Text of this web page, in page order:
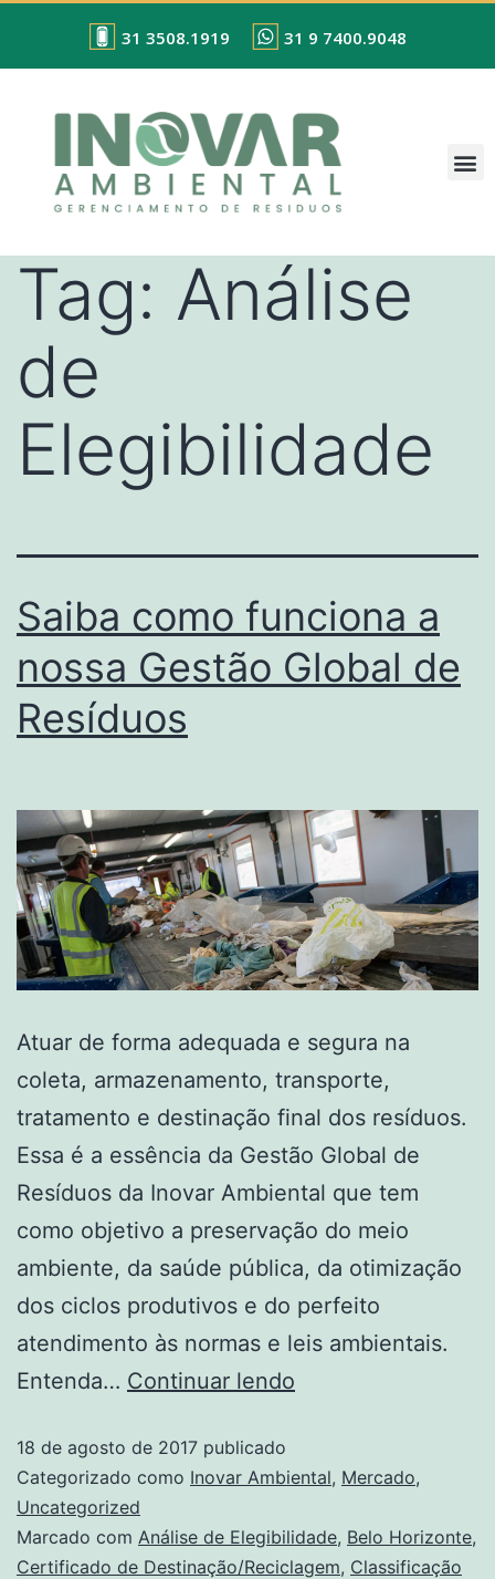
31 3508.1919 31 9 7400.9048
Tag: Análise
de
Elegibilidade
Saiba como funciona a
nossa Gestão Global de
Resíduos
Atuar de forma adequada e segura na
coleta, armazenamento, transporte,
tratamento e destinação final dos resíduos.
Essa é a essência da Gestão Global de
Resíduos da Inovar Ambiental que tem
como objetivo a preservação do meio
ambiente, da saúde pública, da otimização
dos ciclos produtivos e do perfeito
atendimento às normas e leis ambientais.
Entenda… Continuar lendo
18 de agosto de 2017 publicado
Categorizado como Inovar Ambiental, Mercado,
Uncategorized
Marcado com Análise de Elegibilidade, Belo Horizonte,
Certificado de Destinação/Reciclagem, Classificação